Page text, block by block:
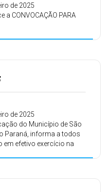
de 2025
a CONVOCAÇÃO PARA
de 2025
do Município de São
Paraná, informa a todos
efetivo exercício na